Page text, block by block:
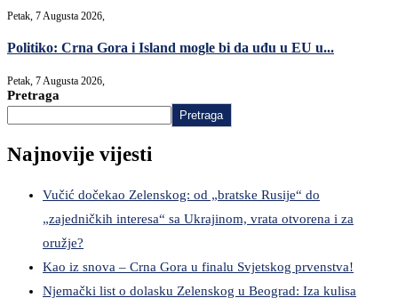
Petak, 7 Augusta 2026,
Politiko: Crna Gora i Island mogle bi da uđu u EU u...
Petak, 7 Augusta 2026,
Pretraga
Pretraga
Najnovije vijesti
Vučić dočekao Zelenskog: od „bratske Rusije“ do
„zajedničkih interesa“ sa Ukrajinom, vrata otvorena i za
oružje?
Kao iz snova – Crna Gora u finalu Svjetskog prvenstva!
Njemački list o dolasku Zelenskog u Beograd: Iza kulisa